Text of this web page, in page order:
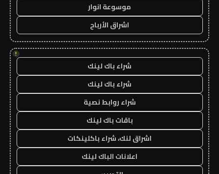
موسوعة انوار
اشراق الأرباح
!
شراء باك لينك
شراء باك لينك
شراء روابط نصية
باقات باك لينك
اشراق لنك، شراء باكلينكات
اعلانات الباك لينك